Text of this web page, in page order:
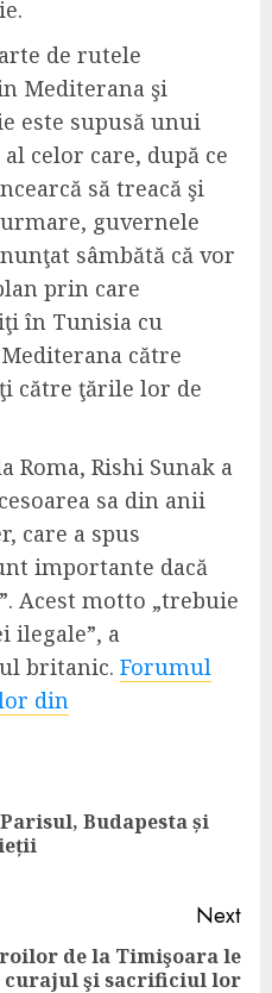
de rutele
Mediterana şi
este supusă unui
celor care, după ce
să treacă şi
guvernele
sâmbătă că vor
prin care
în Tunisia cu
către
către ţările lor de
Roma, Rishi Sunak a
sa din anii
care a spus
importante dacă
Acest motto „trebuie
ilegale”, a
britanic. Forumul
din
Budapesta și
Next
de la Timişoara le
curajul şi sacrificiul lor